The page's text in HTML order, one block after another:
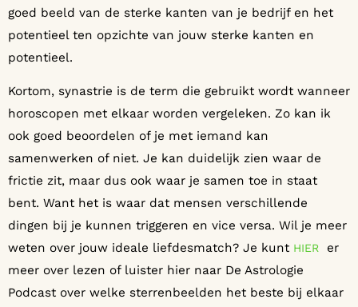
goed beeld van de sterke kanten van je bedrijf en het
potentieel ten opzichte van jouw sterke kanten en
potentieel.
Kortom, synastrie is de term die gebruikt wordt wanneer
horoscopen met elkaar worden vergeleken. Zo kan ik
ook goed beoordelen of je met iemand kan
samenwerken of niet. Je kan duidelijk zien waar de
frictie zit, maar dus ook waar je samen toe in staat
bent. Want het is waar dat mensen verschillende
dingen bij je kunnen triggeren en vice versa. Wil je meer
weten over jouw ideale liefdesmatch? Je kunt HIER
er
meer over lezen of luister hier naar De Astrologie
Podcast over welke sterrenbeelden het beste bij elkaar